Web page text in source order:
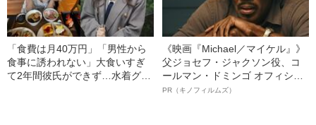
「食費は月40万円」「男性から
食事に誘われない」大食いすぎ
て2年間彼氏ができず…水着グラ
《映画『Michael／マイケル』》
父ジョセフ・ジャクソン役、コ
ールマン・ドミンゴ オフィシャ
ルインタビュー“観客を魅了した
PR（キノフィルムズ）